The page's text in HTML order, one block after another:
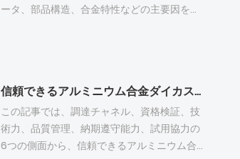
した高級外観と長期の耐食性を保証する必要
クト全体の調達コストを効果的に削減でき
ータ、部品構造、合金特性などの主要因を分
い公差を実現するには、CNC仕上げなどの二
次加工が必要となる。公差の安定性を向上さ
せるには、金型のメンテナンス、プロセス監
視、原材料管理が不可欠である。設計者は、
信頼できるアルミニウム合金ダイカストのサプライヤーはどこで見つけられますか？
この記事では、調達チャネル、資格検証、技
術力、品質管理、納期遵守能力、試用協力の
6つの側面から、信頼できるアルミニウム合